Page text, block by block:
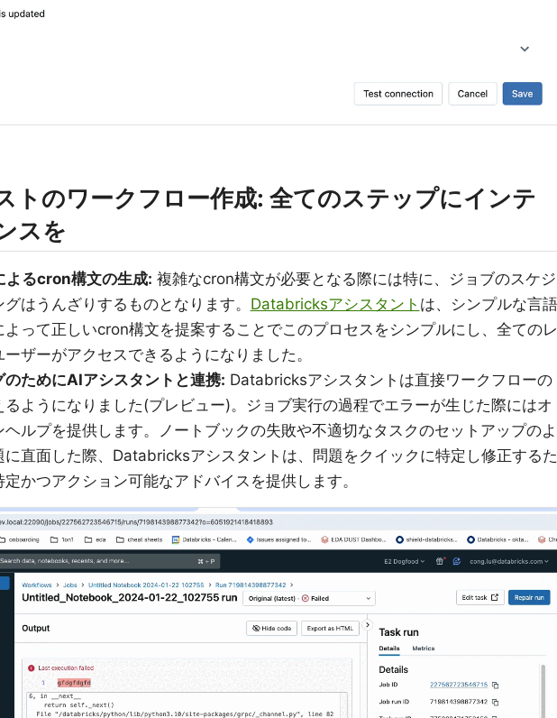
トのワークフロー作成: 全てのステップにインテ
スを
よるcron構文の生成: 複雑なcron構文が必要となる際には特に、ジョブのスケジ
グはうんざりするものとなります。 Databricksアシスタント は、シンプルな言語
よって正しいcron構文を提案することでこのプロセスをシンプルにし、全てのレ
ザーがアクセスできるようになりました。
のためにAIアシスタントと連携: Databricksアシスタントは直接ワークフローの
るようになりました(プレビュー)。ジョブ実行の過程でエラーが生じた際にはオ
ヘルプを提供します。ノートブックの失敗や不適切なタスクのセットアップのよ
に直面した際、Databricksアシスタントは、問題をクイックに特定し修正するた
かつアクション可能なアドバイスを提供します。